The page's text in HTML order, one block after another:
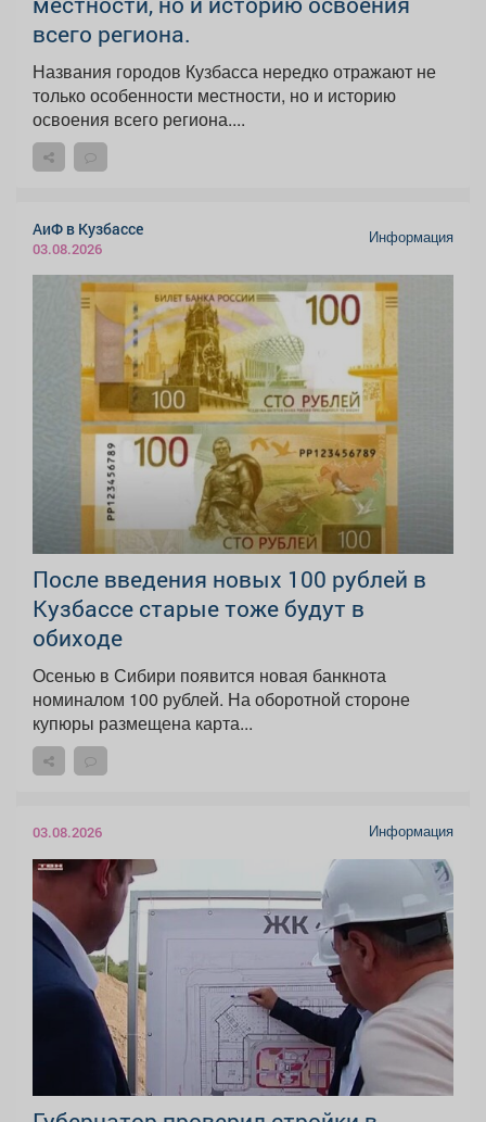
всего региона.
Названия городов Кузбасса нередко отражают не
только особенности местности, но и историю
освоения всего региона....
АиФ в Кузбассе
03.08.2026
Информация
После введения новых 100 рублей в
Кузбассе старые тоже будут в
обиходе
Осенью в Сибири появится новая банкнота
номиналом 100 рублей. На оборотной стороне
купюры размещена карта...
03.08.2026 Информация